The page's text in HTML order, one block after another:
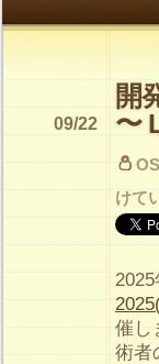
開
〜
09/22
けて
催し
術者